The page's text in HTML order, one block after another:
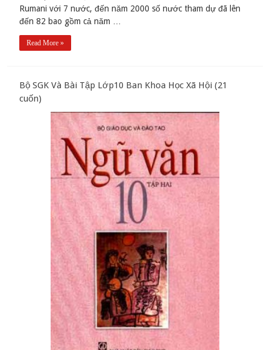
Rumani với 7 nước, đến năm 2000 số nước tham dự đã lên
đến 82 bao gồm cả năm …
Read More »
Bộ SGK Và Bài Tập Lớp10 Ban Khoa Học Xã Hội (21
cuốn)